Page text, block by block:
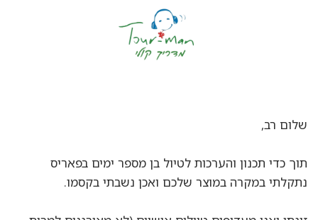
שלום רב,
תוך כדי תכנון והערכות לטיול בן מספר ימים בפאריס
נתקלתי במקרה במוצר שלכם ואכן נשבתי בקסמו.